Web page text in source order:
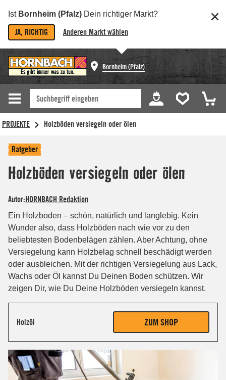
Ist Bornheim (Pfalz) Dein richtiger Markt?
JA, RICHTIG Anderen Markt wählen
Bornheim (Pfalz)